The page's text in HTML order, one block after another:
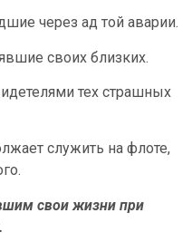
через ад той аварии.
своих близких.
тех страшных
служить на флоте,
свои жизни при